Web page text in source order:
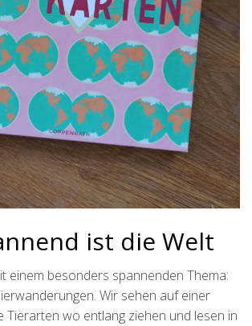
ist die Welt
einem besonders spannenden Thema:
Wir sehen auf einer
Tierarten wo entlang ziehen und lesen in